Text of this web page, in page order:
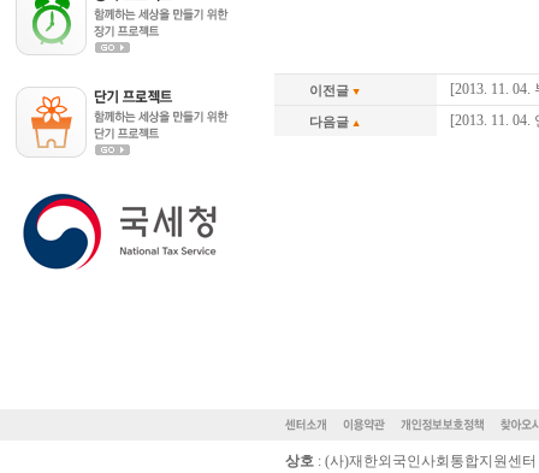
이전글 [2013. 11.
다음글 [2013. 11.
상호 : (사)재한외국인사회통합지원센터